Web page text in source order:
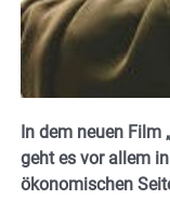
In dem neuen
geht es vor allem
ökonomischen